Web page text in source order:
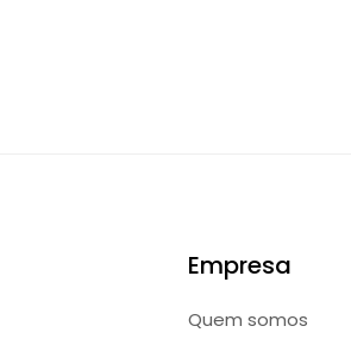
Empresa
Quem somos